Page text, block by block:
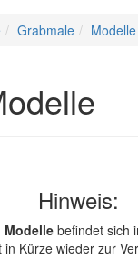
Grabmale Modelle
Hinweis:
Modellebefindet sich
in Kürze wieder zur